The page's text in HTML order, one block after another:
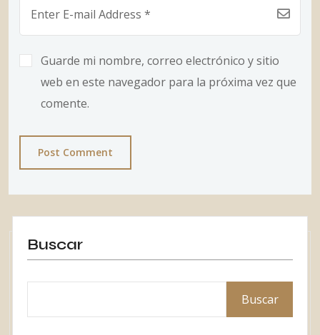
Guarde mi nombre, correo electrónico y sitio
web en este navegador para la próxima vez que
comente.
Post Comment
Buscar
Buscar